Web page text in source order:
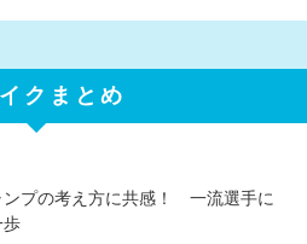
クまとめ
プの考え方に共感！ 一流選手に
歩